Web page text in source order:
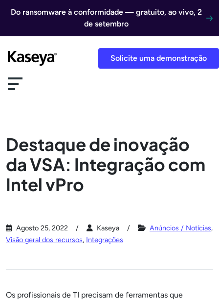
Do ransomware à conformidade — gratuito, ao vivo, 2
de setembro
Solicite uma demonstração
Destaque de inovação
da VSA: Integração com
Intel vPro
Agosto 25, 2022 Kaseya Anúncios / Notícias,
Visão geral dos recursos, Integrações
Os profissionais de TI precisam de ferramentas que